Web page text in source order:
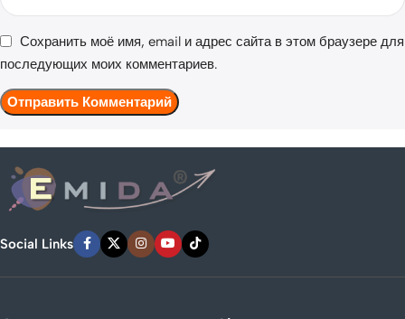
Сохранить моё имя, email и адрес сайта в этом браузере для
последующих моих комментариев.
Social Links